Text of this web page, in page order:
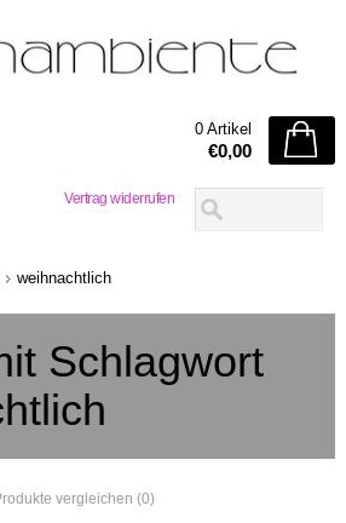
Vertrag widerrufen
0 Artikel
€0,00
weihnachtlich
Schlagwort
vergleichen (0)